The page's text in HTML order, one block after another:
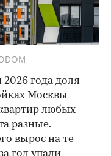
2026 года доля
Москвы
любых
разные.
вырос на те
год упали